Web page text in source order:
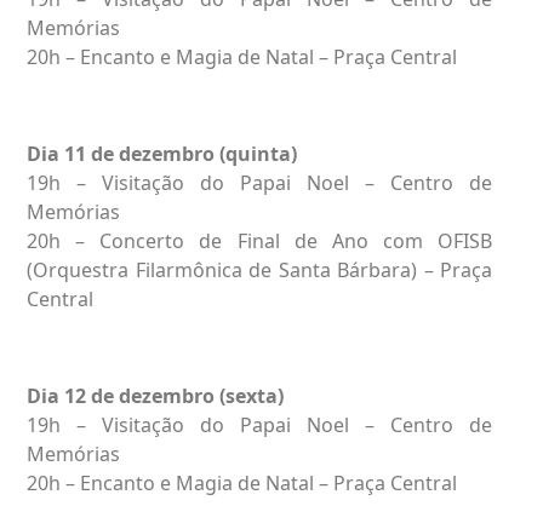
Memórias
20h – Encanto e Magia de Natal – Praça Central
Dia 11 de dezembro (quinta)
19h – Visitação do Papai Noel – Centro de
Memórias
20h – Concerto de Final de Ano com OFISB
(Orquestra Filarmônica de Santa Bárbara) – Praça
Central
Dia 12 de dezembro (sexta)
19h – Visitação do Papai Noel – Centro de
Memórias
20h – Encanto e Magia de Natal – Praça Central